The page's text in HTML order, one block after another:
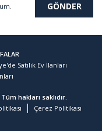
Satılık Ev İlanları
hakları saklıdır.
Çerez Politikası